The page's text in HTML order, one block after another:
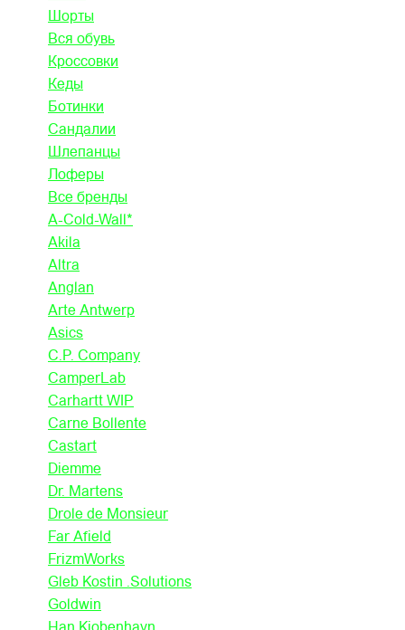
Шорты
Вся обувь
Кроссовки
Кеды
Ботинки
Сандалии
Шлепанцы
Лоферы
Все бренды
A-Cold-Wall*
Akila
Altra
Anglan
Arte Antwerp
Asics
C.P. Company
CamperLab
Carhartt WIP
Carne Bollente
Castart
Diemme
Dr. Martens
Drole de Monsieur
Far Afield
FrizmWorks
Gleb Kostin .Solutions
Goldwin